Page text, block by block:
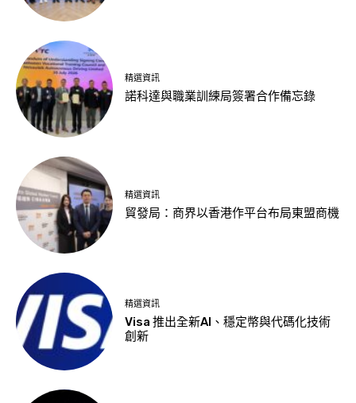
精選資訊
諾科達與職業訓練局簽署合作備忘錄
精選資訊
貿發局：商界以香港作平台布局東盟商機
精選資訊
Visa 推出全新AI、穩定幣與代碼化技術
創新